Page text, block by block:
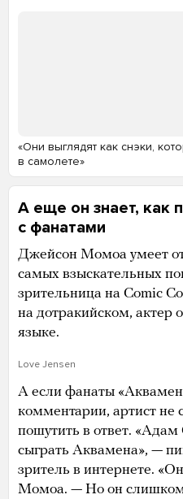
«Они выглядят как снэки,
в самолете»
А еще он знает, как
с фанатами
Джейсон Момоа умеет
самых взыскательных
зрительница на Comic
на дотракийском, актер
языке.
Love Jensen
А если фанаты
комментарии, артист не
пошутить в ответ.
сыграть Аквамена», —
зритель в интернете.
Момоа. — Но он слишком